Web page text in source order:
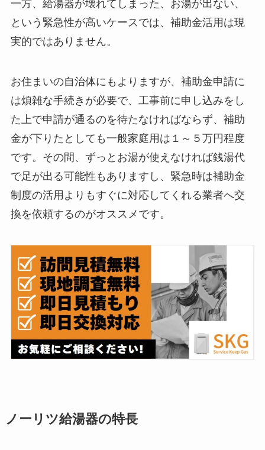
一方、給湯器が壊れてしまった、お湯が出ない、
という緊急性が高いケースでは、補助金活用は現
実的ではありません。
お住まいの自治体にもよりますが、補助金申請に
は煩雑な手続きが必要で、工事前に申し込みをし
た上で申請が通るのを待たなければならず、補助
金が下りたとしても一般家庭用は１～５万円程度
です。その間、ずっとお湯が使えなければ銭湯代
で足が出る可能性もありますし、緊急時は補助金
制度の活用よりもすぐに対応してくれる業者へ交
換を依頼するのがオススメです。
ノーリツ給湯器の特長